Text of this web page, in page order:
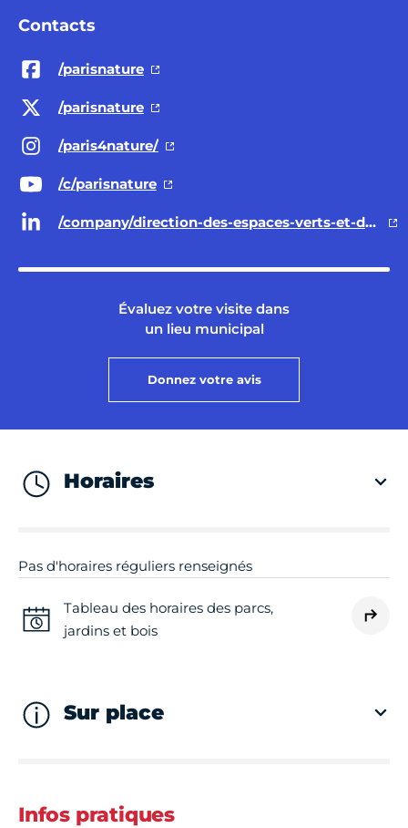
Contacts
/parisnature
/parisnature
/paris4nature/
/c/parisnature
/company/direction-des-espaces-verts-et-de-l-environnement-ville-de-paris/
Évaluez votre visite dans
un lieu municipal
Donnez votre avis
Horaires
Pas d'horaires réguliers renseignés
Tableau des horaires des parcs,
jardins et bois
Sur place
Infos pratiques